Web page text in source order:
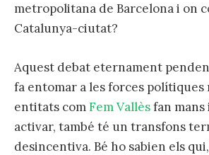
metropolitana de Barcelona i on
Catalunya-ciutat?
Aquest debat eternament
fa entomar a les forces polítiques
entitats comFem Vallèsfan
activar, també té un transfons
desincentiva. Bé ho sabien els